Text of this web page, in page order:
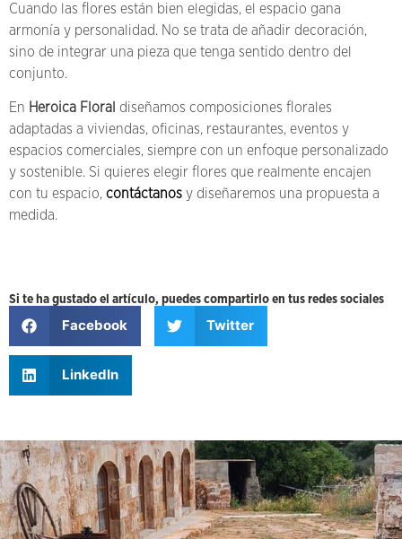
Cuando las flores están bien elegidas, el espacio gana
armonía y personalidad. No se trata de añadir decoración,
sino de integrar una pieza que tenga sentido dentro del
conjunto.
En Heroica Floral diseñamos composiciones florales
adaptadas a viviendas, oficinas, restaurantes, eventos y
espacios comerciales, siempre con un enfoque personalizado
y sostenible. Si quieres elegir flores que realmente encajen
con tu espacio, contáctanos y diseñaremos una propuesta a
medida.
Si te ha gustado el artículo, puedes compartirlo en tus redes sociales
Facebook Twitter
LinkedIn